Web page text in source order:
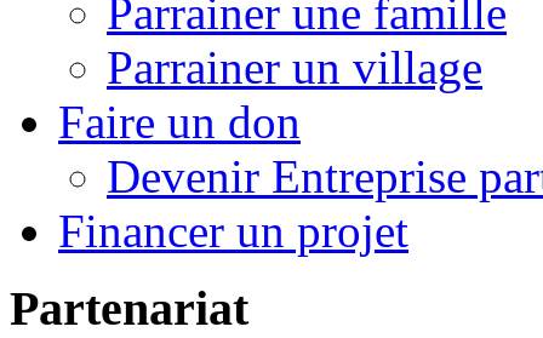
Parrainer une famille
Parrainer un village
Faire un don
Devenir Entreprise
Financer un projet
Partenariat